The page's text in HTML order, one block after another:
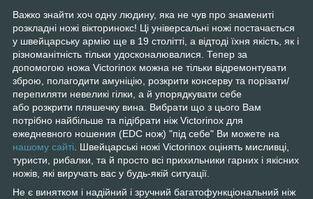
Важко знайти хоч одну людину, яка не чув про знамениті
розкладні ножі вікторинокс! Ці універсальні ножі постачається
у швейцарську армію ще в 19 столітті, а відтоді їхня якість, як і
різноманітність тільки удосконалювалися. Тепер за
допомогою ножа Victorinox можна не тільки відремонтувати
зброю, полагодити амуніцію, розкрити консерву та порізати/
перепиляти невеликі гілки, а й упорядкувати себе
або розкрити пляшечку вина. Вибрати що з цього Вам
потрібно найбільше та підібрати ніж Victorinox для
ежедневного ношения (EDC нож) "під себе" Ви можете на
нашому сайті. Швейцарські ножі Victorinox оцінять мисливці,
туристи, рибалки, та й просто всі прихильники гарних і якісних
ножів, які виручать вас у будь-якій ситуації.
Не є винятком і надійний і зручний багатофункціональний ніж